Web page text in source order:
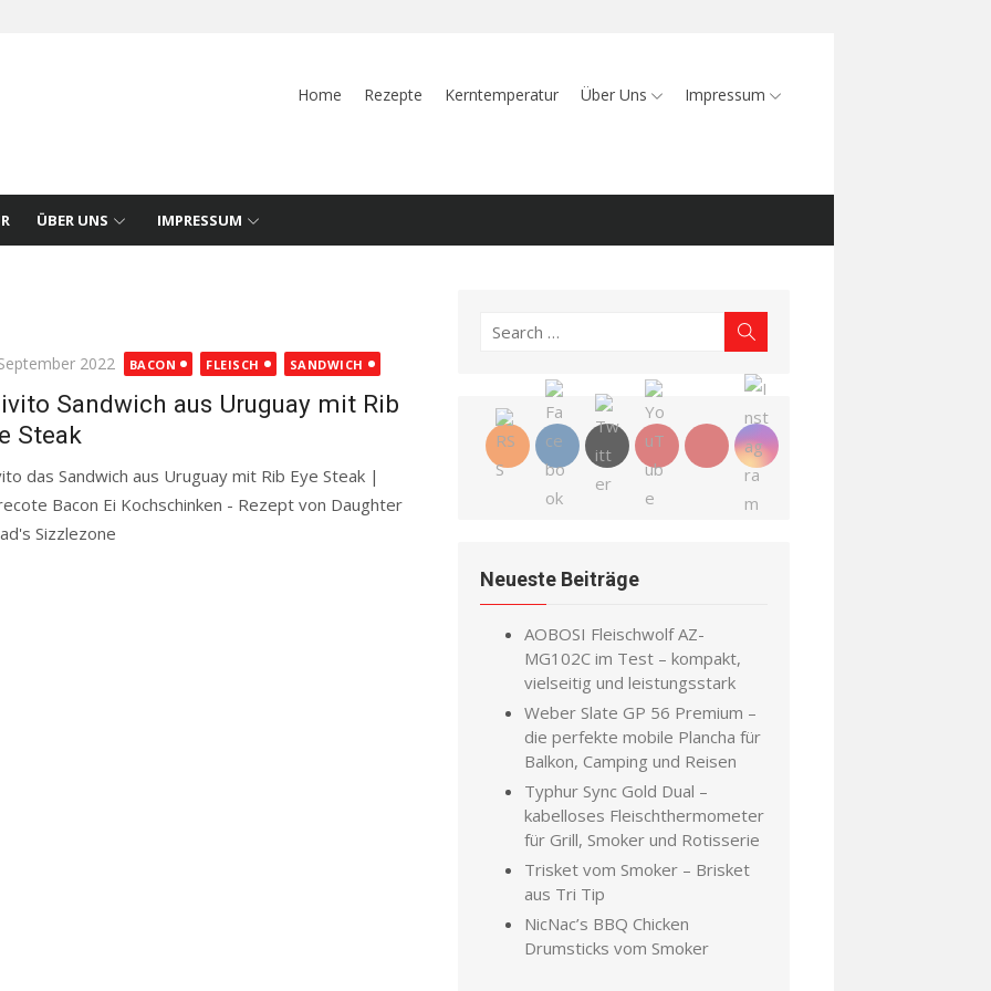
Home Rezepte Kerntemperatur Über Uns Impressum
ÜBER UNS IMPRESSUM
2022 BACON FLEISCH SANDWICH
Sandwich aus Uruguay mit Rib
Steak
das Sandwich aus Uruguay mit Rib Eye Steak |
Bacon Ei Kochschinken - Rezept von Daughter
Sizzlezone
Search
Neueste Beiträge
AOBOSI Fleischwolf AZ-
MG102C im Test – kompakt,
vielseitig und leistungsstark
Weber Slate GP 56 Premium –
die perfekte mobile Plancha für
Balkon, Camping und Reisen
Typhur Sync Gold Dual –
kabelloses Fleischthermometer
für Grill, Smoker und Rotisserie
Trisket vom Smoker – Brisket
aus Tri Tip
NicNac’s BBQ Chicken
Drumsticks vom Smoker